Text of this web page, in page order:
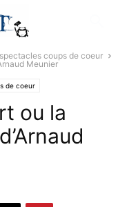
coups de coeur
Meunier
de coeur
ou la